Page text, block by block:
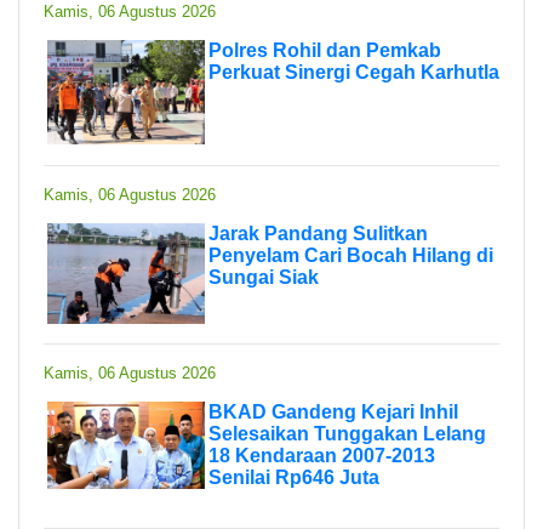
Kamis, 06 Agustus 2026
Polres Rohil dan Pemkab
Perkuat Sinergi Cegah Karhutla
Kamis, 06 Agustus 2026
Jarak Pandang Sulitkan
Penyelam Cari Bocah Hilang di
Sungai Siak
Kamis, 06 Agustus 2026
BKAD Gandeng Kejari Inhil
Selesaikan Tunggakan Lelang
18 Kendaraan 2007-2013
Senilai Rp646 Juta